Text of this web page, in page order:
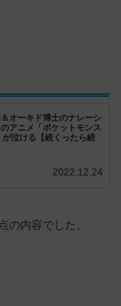
オーキド博士のナレーシ
アニメ「ポケットモンス
泣ける【続くったら続
2022.12.24
の内容でした。